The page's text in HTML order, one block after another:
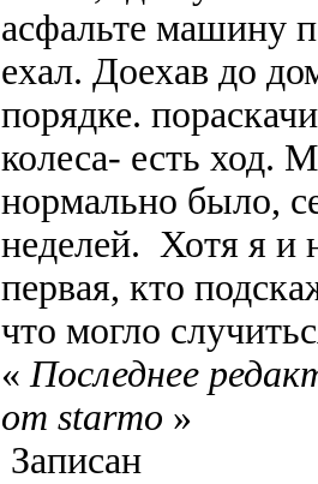
асфальте машину
ехал. Доехав до
порядке.
колеса- есть ход.
нормально было,
неделей. Хотя я и
первая, кто
что могло
«Последнее
от starmo »
Записан